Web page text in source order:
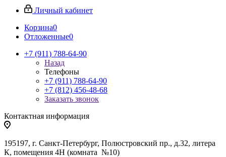
Личный кабинет
Корзина0
Отложенные0
+7 (911) 788-64-90
Назад
Телефоны
+7 (911) 788-64-90
+7 (812) 456-48-68
Заказать звонок
Контактная информация
195197, г. Санкт-Петербург, Полюстровский пр., д.32, литера
К, помещения 4Н (комната №10)